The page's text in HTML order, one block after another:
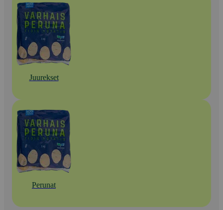
Juurekset
Perunat